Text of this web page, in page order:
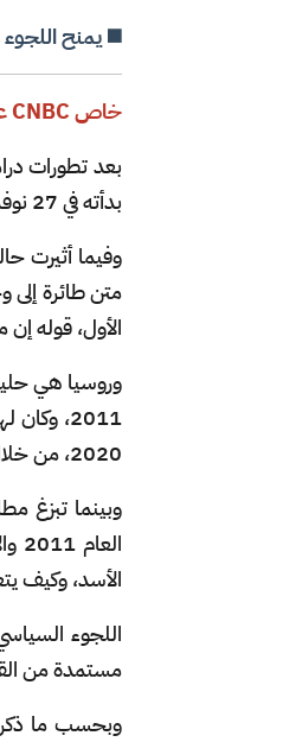
◼️ يمنح اللجوء
خاص CNBC عربية- محمد خالد
بعد تطورات
بدأته في 27 نوفمبر/ تشرين الثاني- من السيطرة على عديد من المحافظات السورية في الأيام القليلة الماضية.
وفيما أثيرت
الأول، قوله
وروسيا هي
2011،
2020، من خلال تواجدها العسكري المباشر.
وبينما تبزغ
الأسد، وكيف
اللجوء
مستمدة من